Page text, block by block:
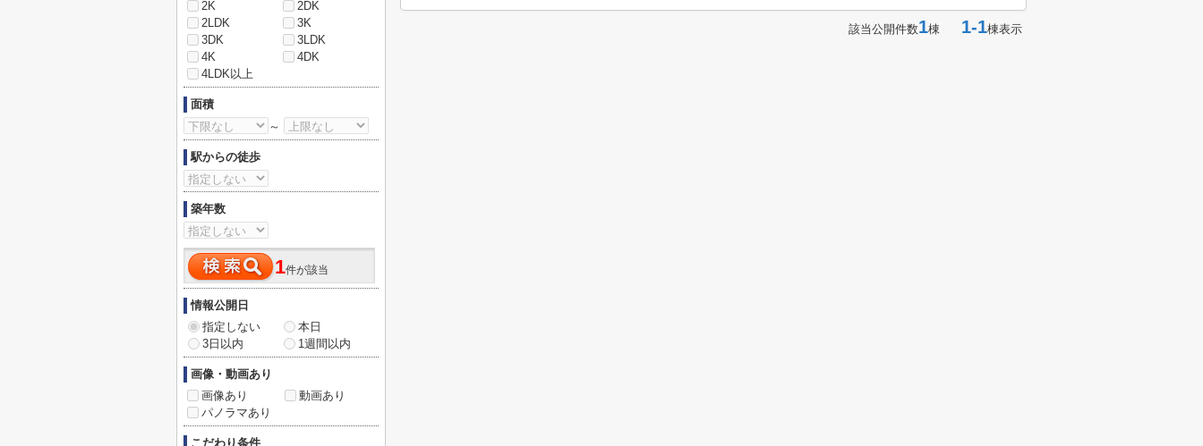
該当公開件数1棟 1-1棟表示
2K
2DK
2LDK
3K
3DK
3LDK
4K
4DK
4LDK以上
面積
～
駅からの徒歩
築年数
1件が該当
情報公開日
指定しない
本日
3日以内
1週間以内
画像・動画あり
画像あり
動画あり
パノラマあり
こだわり条件